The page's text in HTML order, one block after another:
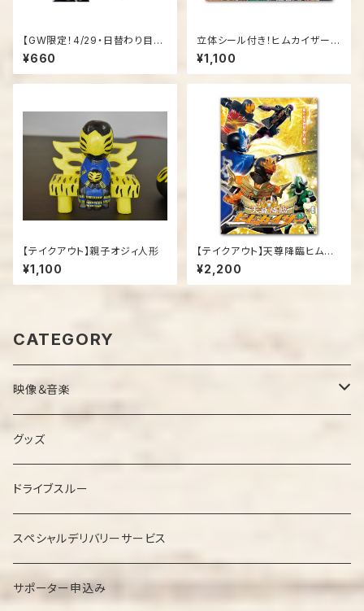
【GW限定！4/29・日替わり目玉
商品！】ヒムカイザーフェイスペ
イントシール
¥660
立体シール付き！ヒムカイザーパ
ズル
¥1,100
【テイクアウト】親子オジィ人形
¥1,100
【テイクアウト】天尊降臨ヒムカ
イザーDVD第６弾
¥2,200
CATEGORY
映像＆音楽
ＤＶＤ
ＣＤ
グッズ
ドライブスルー
スペシャルデリバリーサービス
サポーター申込み